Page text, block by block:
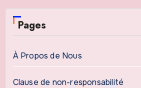
Pages
À Propos de Nous
Clause de non-responsabilité